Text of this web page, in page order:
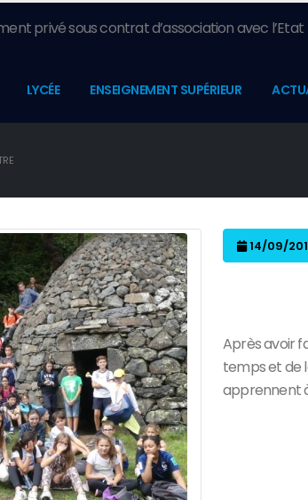
privé sous contrat d’association avec l’Etat
LYCÉE ENSEIGNEMENT SUPÉRIEUR
14/09/
Après avoir
temps et de
apprennent